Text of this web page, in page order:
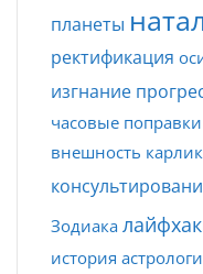
планеты
ректификация
изгнание
часовые поправки
внешность
Зодиака
история